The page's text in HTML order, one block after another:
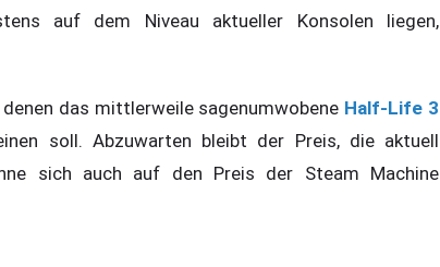
auf dem Niveau aktueller Konsolen liegen,
das mittlerweile sagenumwobene Half-Life 3
soll. Abzuwarten bleibt der Preis, die aktuell
sich auch auf den Preis der Steam Machine